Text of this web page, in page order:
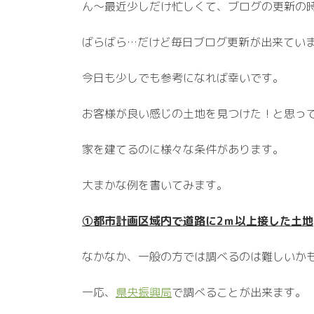
ん～最近少しだけ忙しくて、ブログの更新の
ばらばら…だけど毎日ブログ更新が出来ていま
今日も少しでも参考になれば幸いです。
お客様が良い感じの土地を見つけた！と思っ
家を建てるのに様々な条件があります。
大まかな例を書いてみます。
①都市計画区域内で道路に2ｍ以上接した土地
なかなか、一般の方では調べるのは難しいか
一応、 県央振興局で調べることが出来ます。